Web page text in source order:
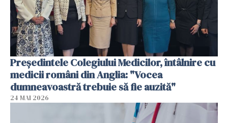
Președintele Colegiului Medicilor, întâlnire cu
medicii români din Anglia: "Vocea
dumneavoastră trebuie să fie auzită"
24 MAI 2026